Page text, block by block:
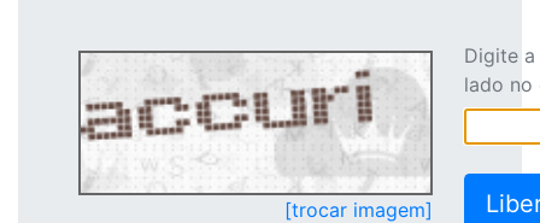
[trocar imagem]
Digite
lado no